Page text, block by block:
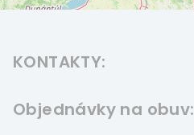
KONTAKTY:
Objednávky na obuv: